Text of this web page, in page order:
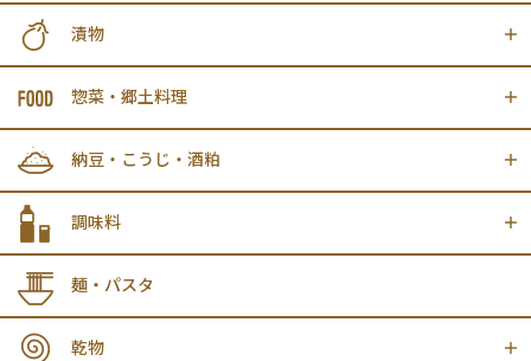
漬物
惣菜・郷土料理
納豆・こうじ・酒粕
調味料
麺・パスタ
乾物